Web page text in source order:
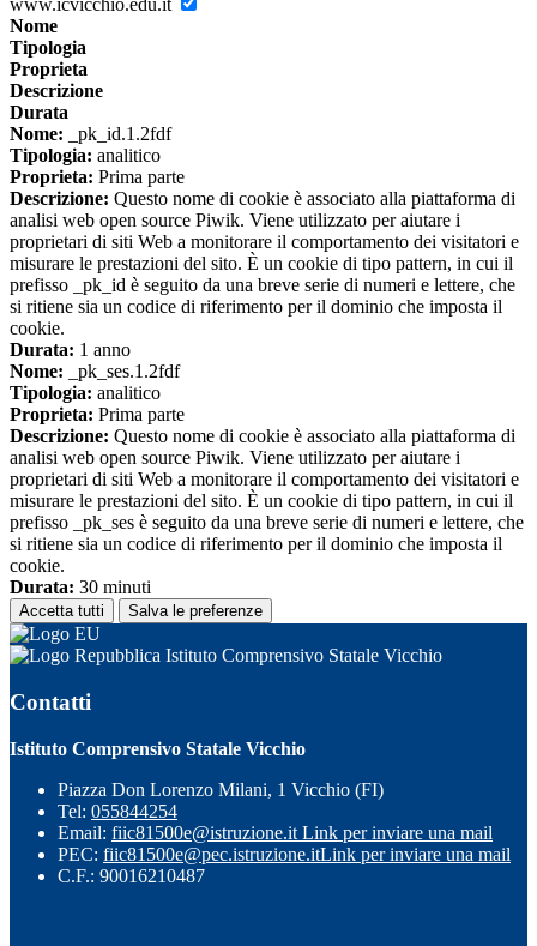
www.icvicchio.edu.it
Nome
Tipologia
Proprieta
Descrizione
Durata
Nome: _pk_id.1.2fdf
Tipologia: analitico
Proprieta: Prima parte
Descrizione: Questo nome di cookie è associato alla piattaforma di
analisi web open source Piwik. Viene utilizzato per aiutare i
proprietari di siti Web a monitorare il comportamento dei visitatori e
misurare le prestazioni del sito. È un cookie di tipo pattern, in cui il
prefisso _pk_id è seguito da una breve serie di numeri e lettere, che
si ritiene sia un codice di riferimento per il dominio che imposta il
cookie.
Durata: 1 anno
Nome: _pk_ses.1.2fdf
Tipologia: analitico
Proprieta: Prima parte
Descrizione: Questo nome di cookie è associato alla piattaforma di
analisi web open source Piwik. Viene utilizzato per aiutare i
proprietari di siti Web a monitorare il comportamento dei visitatori e
misurare le prestazioni del sito. È un cookie di tipo pattern, in cui il
prefisso _pk_ses è seguito da una breve serie di numeri e lettere, che
si ritiene sia un codice di riferimento per il dominio che imposta il
cookie.
Durata: 30 minuti
Accetta tutti Salva le preferenze
Istituto Comprensivo Statale Vicchio
Contatti
Istituto Comprensivo Statale Vicchio
Piazza Don Lorenzo Milani, 1 Vicchio (FI)
Tel: 055844254
Email: fiic81500e@istruzione.it Link per inviare una mail
PEC: fiic81500e@pec.istruzione.itLink per inviare una mail
C.F.: 90016210487